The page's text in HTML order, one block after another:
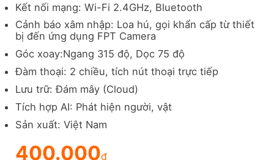
Kết nối mạng: Wi-Fi 2.4GHz, Bluetooth
Cảnh báo xâm nhập: Loa hú, gọi khẩn cấp từ thiết
bị đến ứng dụng FPT Camera
Góc xoay:Ngang 315 độ, Dọc 75 độ
Đàm thoại: 2 chiều, tích nút thoại trực tiếp
Lưu trữ: Đám mây (Cloud)
Tích hợp AI: Phát hiện người, vật
Sản xuất: Việt Nam
400.000đ